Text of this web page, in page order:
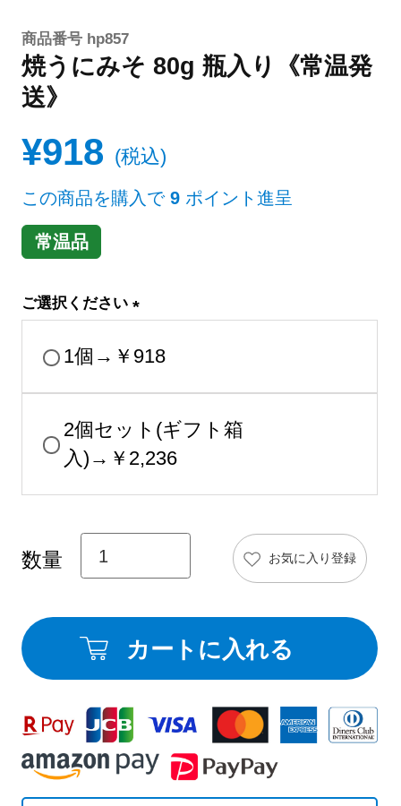
商品番号 hp857
焼うにみそ 80g 瓶入り《常温発
送》
¥918 税込
この商品を購入で 9 ポイント進呈
常温品
ご選択ください
必
)
1個→￥918
2個セット(ギフト箱
入)→￥2,236
お気に入り登録
カートに入れる